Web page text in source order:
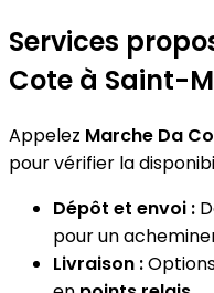
Services
Cote à Saint-
Appelez Marche Da
pour vérifier la
Dépôt et envoi :
pour un
Livraison :